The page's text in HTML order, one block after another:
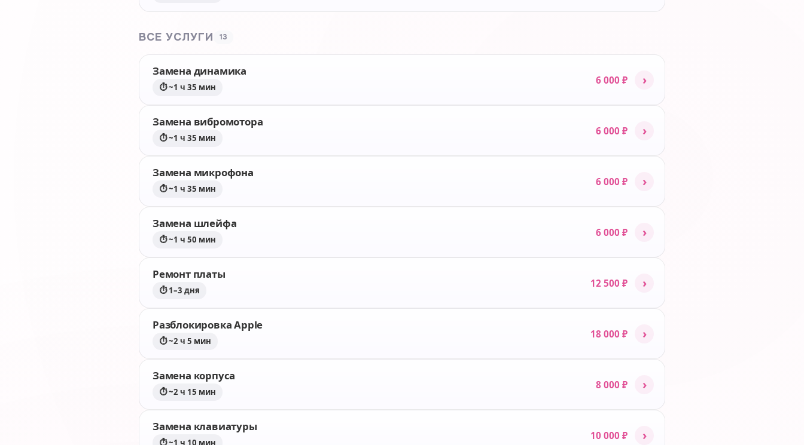
ВСЕ УСЛУГИ 13
Замена динамика
⏱ ~1 ч 35 мин
6 000 ₽ ›
Замена вибромотора
⏱ ~1 ч 35 мин
6 000 ₽ ›
Замена микрофона
⏱ ~1 ч 35 мин
6 000 ₽ ›
Замена шлейфа
⏱ ~1 ч 50 мин
6 000 ₽ ›
Ремонт платы
⏱ 1–3 дня
12 500 ₽ ›
Разблокировка Apple
⏱ ~2 ч 5 мин
18 000 ₽ ›
Замена корпуса
⏱ ~2 ч 15 мин
8 000 ₽ ›
Замена клавиатуры
⏱ ~1 ч 10 мин
10 000 ₽ ›